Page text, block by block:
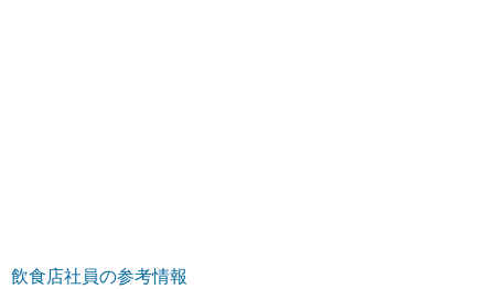
飲食店社員の参考情報